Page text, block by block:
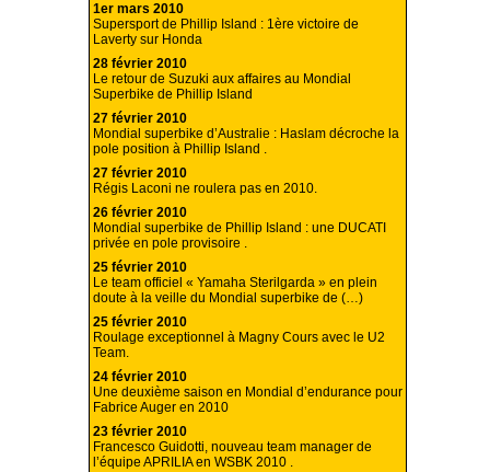
1er mars 2010
Supersport de Phillip Island : 1ère victoire de
Laverty sur Honda
28 février 2010
Le retour de Suzuki aux affaires au Mondial
Superbike de Phillip Island
27 février 2010
Mondial superbike d’Australie : Haslam décroche la
pole position à Phillip Island .
27 février 2010
Régis Laconi ne roulera pas en 2010.
26 février 2010
Mondial superbike de Phillip Island : une DUCATI
privée en pole provisoire .
25 février 2010
Le team officiel « Yamaha Sterilgarda » en plein
doute à la veille du Mondial superbike de (…)
25 février 2010
Roulage exceptionnel à Magny Cours avec le U2
Team.
24 février 2010
Une deuxième saison en Mondial d’endurance pour
Fabrice Auger en 2010
23 février 2010
Francesco Guidotti, nouveau team manager de
l’équipe APRILIA en WSBK 2010 .